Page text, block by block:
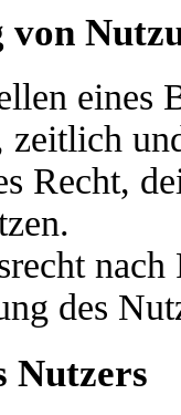
eines
zeitlich
Recht,
des
Nutzers